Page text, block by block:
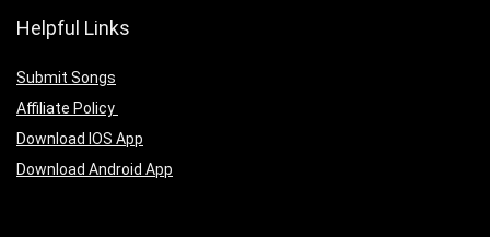
Helpful Links
Submit Songs
Affiliate Policy
Download IOS App
Download Android App